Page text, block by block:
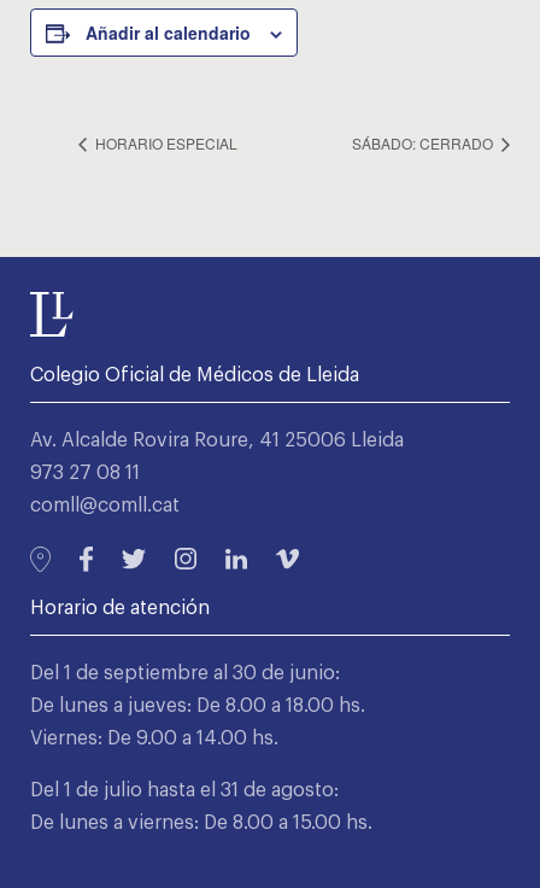
Añadir al calendario
HORARIO ESPECIAL SÁBADO: CERRADO
Colegio Oficial de Médicos de Lleida
Av. Alcalde Rovira Roure, 41 25006 Lleida
973 27 08 11
comll@comll.cat
Horario de atención
Del 1 de septiembre al 30 de junio:
De lunes a jueves: De 8.00 a 18.00 hs.
Viernes: De 9.00 a 14.00 hs.
Del 1 de julio hasta el 31 de agosto:
De lunes a viernes: De 8.00 a 15.00 hs.